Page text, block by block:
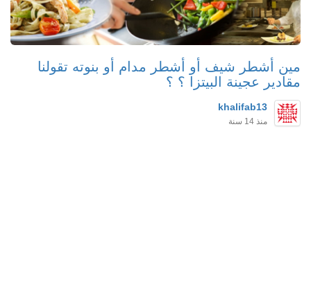
مين أشطر شيف أو أشطر مدام أو بنوته تقولنا
مقادير عجينة البيتزا ؟ ؟
khalifab13
منذ 14 سنة